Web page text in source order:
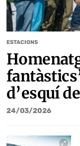
ESTACIONS
d’esquí
24/03/2026